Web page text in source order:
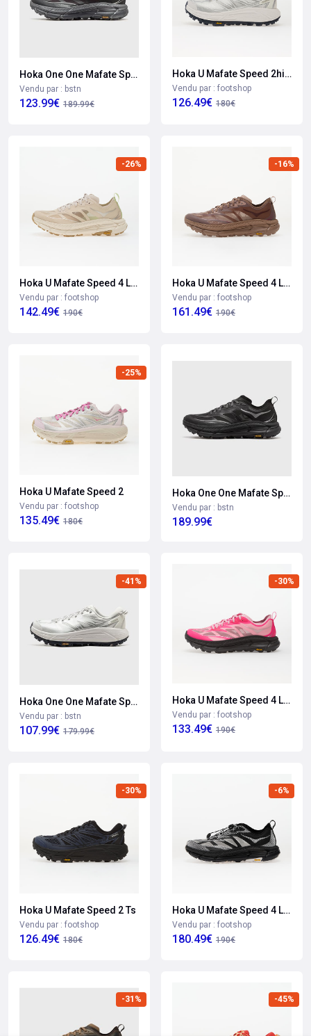
Hoka One One Mafate Speed 4 Lite
Vendu par : bstn
123.99€ 189.99€
Hoka U Mafate Speed 2hite/ Silver Eur 40 2/3
Vendu par : footshop
126.49€ 180€
-26%
Hoka U Mafate Speed 4 Lite
Vendu par : footshop
142.49€ 190€
-16%
Hoka U Mafate Speed 4 Lite
Vendu par : footshop
161.49€ 190€
-25%
Hoka U Mafate Speed 2
Vendu par : footshop
135.49€ 180€
Hoka One One Mafate Speed 4 Lite
Vendu par : bstn
189.99€
-41%
Hoka One One Mafate Speed 2
Vendu par : bstn
107.99€ 179.99€
-30%
Hoka U Mafate Speed 4 Lite
Vendu par : footshop
133.49€ 190€
-30%
Hoka U Mafate Speed 2 Ts
Vendu par : footshop
126.49€ 180€
-6%
Hoka U Mafate Speed 4 Lite Ts
Vendu par : footshop
180.49€ 190€
-31% -45%